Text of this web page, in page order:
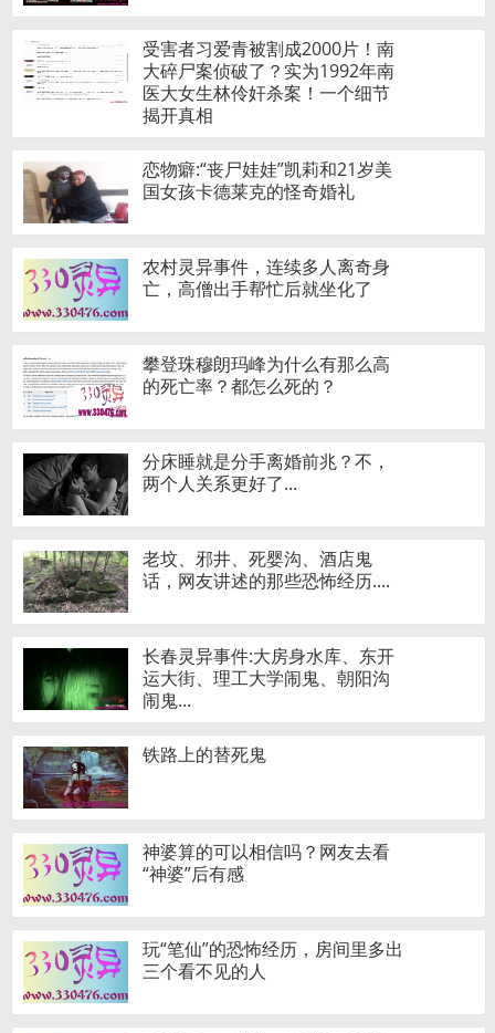
受害者习爱青被割成2000片！南
大碎尸案侦破了？实为1992年南
医大女生林伶奸杀案！一个细节
揭开真相
恋物癖:“丧尸娃娃”凯莉和21岁美
国女孩卡德莱克的怪奇婚礼
农村灵异事件，连续多人离奇身
亡，高僧出手帮忙后就坐化了
攀登珠穆朗玛峰为什么有那么高
的死亡率？都怎么死的？
分床睡就是分手离婚前兆？不，
两个人关系更好了...
老坟、邪井、死婴沟、酒店鬼
话，网友讲述的那些恐怖经历....
长春灵异事件:大房身水库、东开
运大街、理工大学闹鬼、朝阳沟
闹鬼...
铁路上的替死鬼
神婆算的可以相信吗？网友去看
“神婆”后有感
玩“笔仙”的恐怖经历，房间里多出
三个看不见的人